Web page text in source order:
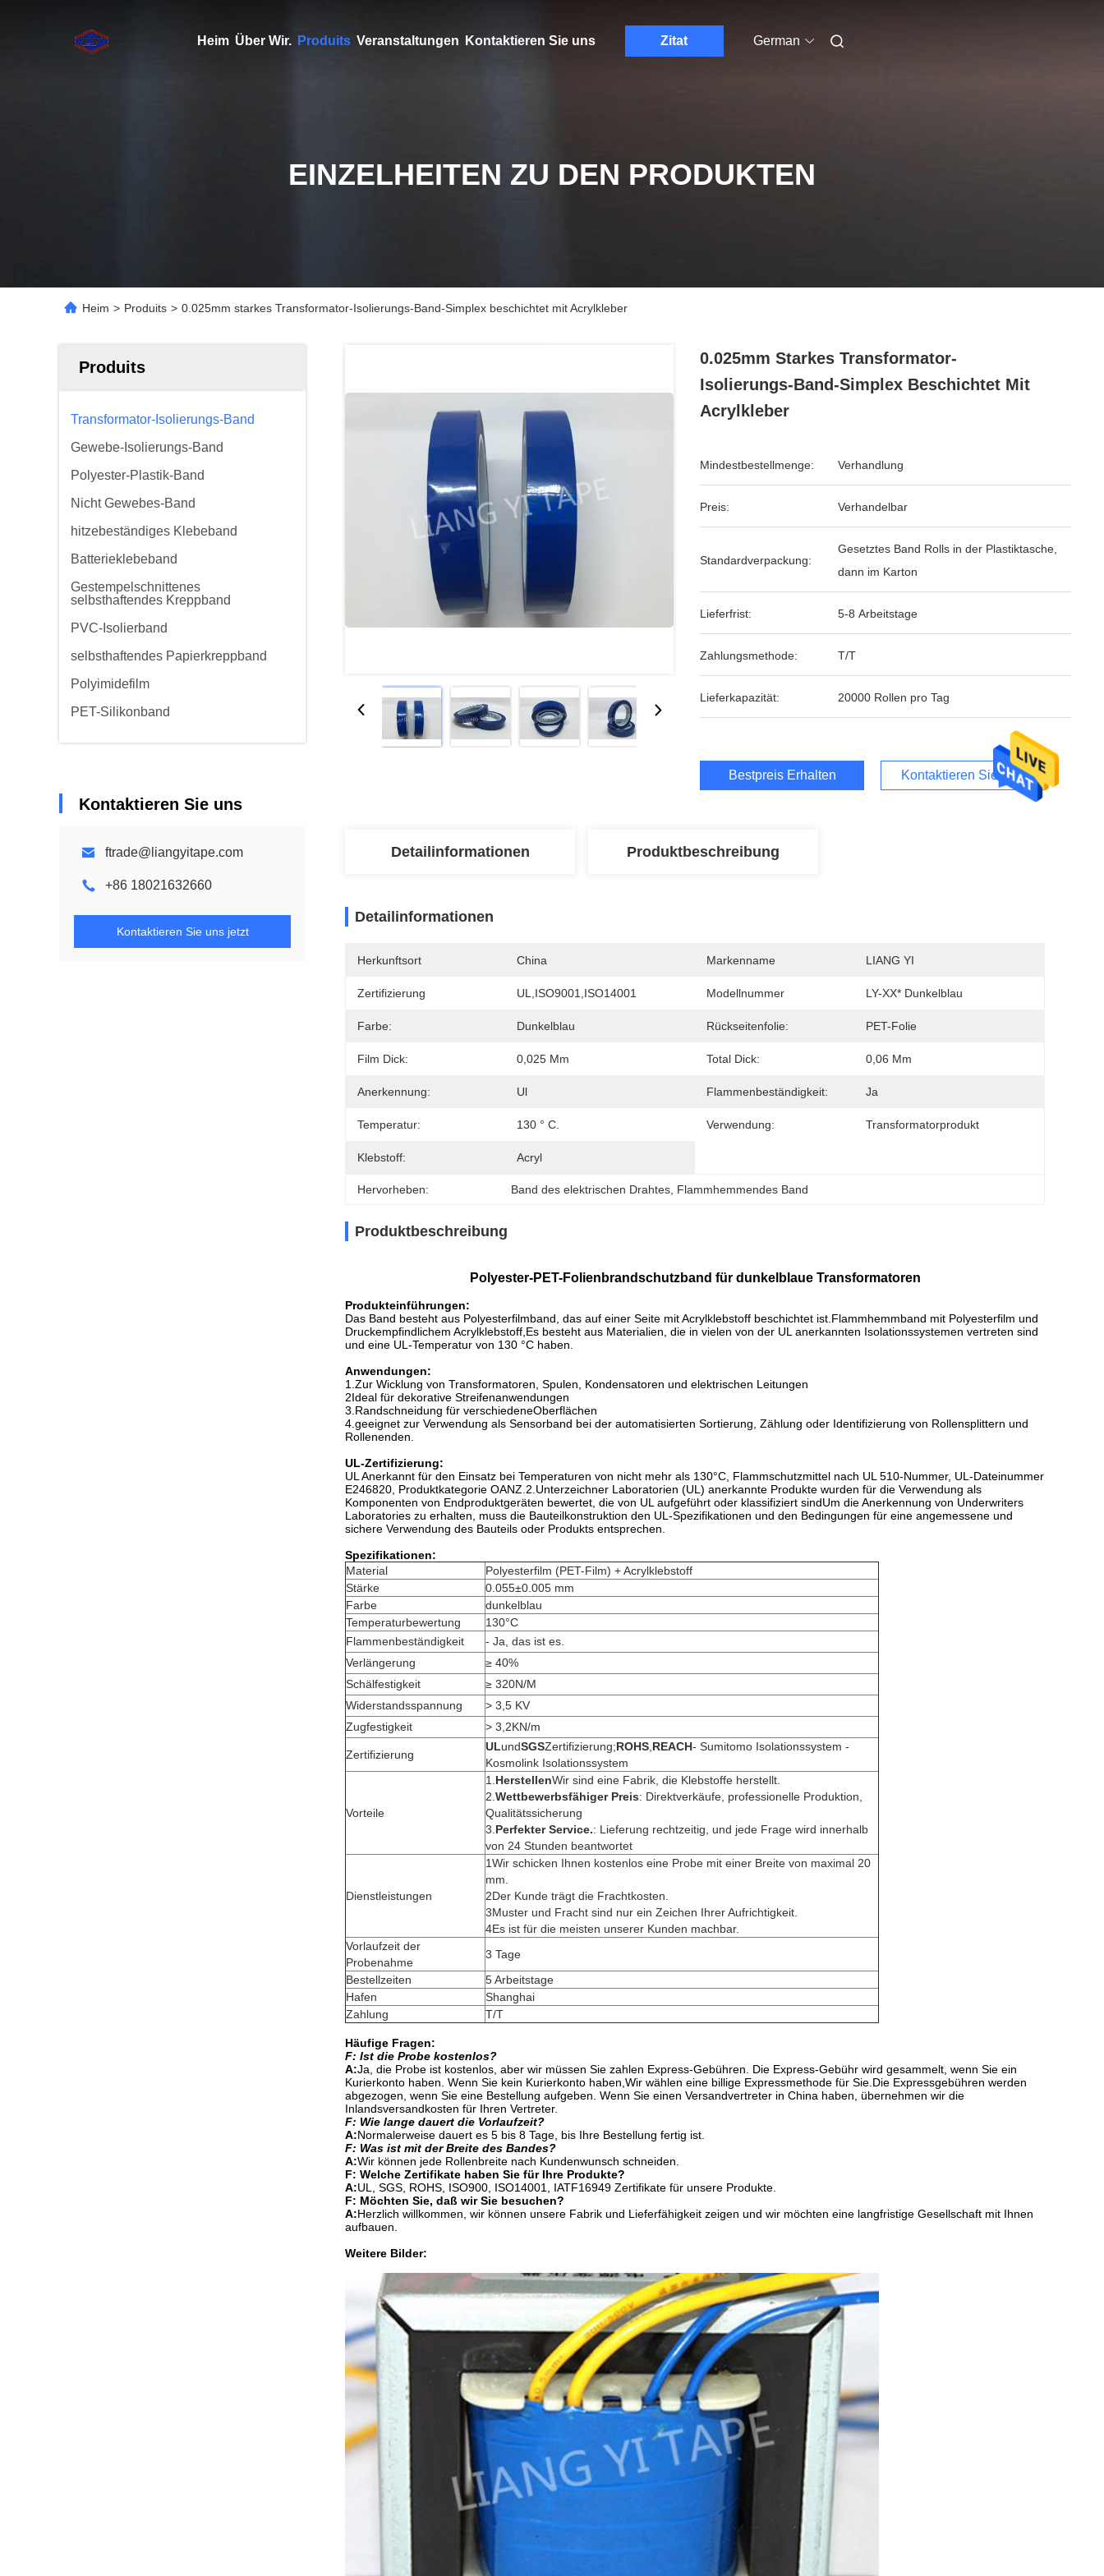
Heim Über Wir. Produits Veranstaltungen Kontaktieren Sie uns Zitat German
EINZELHEITEN ZU DEN PRODUKTEN
Heim > Produits > 0.025mm starkes Transformator-Isolierungs-Band-Simplex beschichtet mit Acrylkleber
Produits
Transformator-Isolierungs-Band
Gewebe-Isolierungs-Band
Polyester-Plastik-Band
Nicht Gewebes-Band
hitzebeständiges Klebeband
Batterieklebeband
Gestempelschnittenes
selbsthaftendes Kreppband
PVC-Isolierband
selbsthaftendes Papierkreppband
Polyimidefilm
PET-Silikonband
Kontaktieren Sie uns
ftrade@liangyitape.com
+86 18021632660
Kontaktieren Sie uns jetzt
0.025mm Starkes Transformator-
Isolierungs-Band-Simplex Beschichtet Mit
Acrylkleber
Mindestbestellmenge: Verhandlung
Preis: Verhandelbar
Standardverpackung:
Gesetztes Band Rolls in der Plastiktasche,
dann im Karton
Lieferfrist: 5-8 Arbeitstage
Zahlungsmethode: T/T
Lieferkapazität: 20000 Rollen pro Tag
Bestpreis Erhalten Kontaktieren Sie Uns
Detailinformationen Produktbeschreibung
Detailinformationen
Herkunftsort China Markenname LIANG YI
Zertifizierung UL,ISO9001,ISO14001 Modellnummer LY-XX* Dunkelblau
Farbe: Dunkelblau Rückseitenfolie: PET-Folie
Film Dick: 0,025 Mm Total Dick: 0,06 Mm
Anerkennung: Ul Flammenbeständigkeit: Ja
Temperatur: 130 ° C. Verwendung: Transformatorprodukt
Klebstoff: Acryl
Hervorheben: Band des elektrischen Drahtes Flammhemmendes Band
Produktbeschreibung
Polyester-PET-Folienbrandschutzband für dunkelblaue Transformatoren
Produkteinführungen:
Das Band besteht aus Polyesterfilmband, das auf einer Seite mit Acrylklebstoff beschichtet ist.Flammhemmband mit Polyesterfilm und
Druckempfindlichem Acrylklebstoff,Es besteht aus Materialien, die in vielen von der UL anerkannten Isolationssystemen vertreten sind
und eine UL-Temperatur von 130 °C haben.
Anwendungen:
1.Zur Wicklung von Transformatoren, Spulen, Kondensatoren und elektrischen Leitungen
2Ideal für dekorative Streifenanwendungen
3.Randschneidung für verschiedeneOberflächen
4. geeignet zur Verwendung als Sensorband bei der automatisierten Sortierung, Zählung oder Identifizierung von Rollensplittern und
Rollenenden.
UL-Zertifizierung:
UL Anerkannt für den Einsatz bei Temperaturen von nicht mehr als 130°C, Flammschutzmittel nach UL 510-Nummer, UL-Dateinummer
E246820, Produktkategorie OANZ.2.Unterzeichner Laboratorien (UL) anerkannte Produkte wurden für die Verwendung als
Komponenten von Endproduktgeräten bewertet, die von UL aufgeführt oder klassifiziert sindUm die Anerkennung von Underwriters
Laboratories zu erhalten, muss die Bauteilkonstruktion den UL-Spezifikationen und den Bedingungen für eine angemessene und
sichere Verwendung des Bauteils oder Produkts entsprechen.
Spezifikationen:
Material
Polyesterfilm (PET-Film) + Acrylklebstoff
Stärke
0.055±0.005 mm
Farbe
dunkelblau
Temperaturbewertung
130°C
Flammenbeständigkeit
- Ja, das ist es.
Verlängerung
≥ 40%
Schälfestigkeit
≥ 320N/M
Widerstandsspannung
> 3,5 KV
Zugfestigkeit
> 3,2KN/m
Zertifizierung
ULundSGSZertifizierung;ROHS REACH- Sumitomo Isolationssystem -
Kosmolink Isolationssystem
Vorteile
1. HerstellenWir sind eine Fabrik, die Klebstoffe herstellt.
2. Wettbewerbsfähiger Preis: Direktverkäufe, professionelle Produktion,
Qualitätssicherung
3. Perfekter Service.: Lieferung rechtzeitig, und jede Frage wird innerhalb
von 24 Stunden beantwortet
Dienstleistungen
1Wir schicken Ihnen kostenlos eine Probe mit einer Breite von maximal 20
mm.
2Der Kunde trägt die Frachtkosten.
3Muster und Fracht sind nur ein Zeichen Ihrer Aufrichtigkeit.
4Es ist für die meisten unserer Kunden machbar.
Vorlaufzeit der
Probenahme
3 Tage
Bestellzeiten
5 Arbeitstage
Hafen
Shanghai
Zahlung
T/T
Häufige Fragen:
F: Ist die Probe kostenlos?
A:Ja, die Probe ist kostenlos, aber wir müssen Sie zahlen Express-Gebühren. Die Express-Gebühr wird gesammelt, wenn Sie ein
Kurierkonto haben. Wenn Sie kein Kurierkonto haben,Wir wählen eine billige Expressmethode für Sie.Die Expressgebühren werden
abgezogen, wenn Sie eine Bestellung aufgeben. Wenn Sie einen Versandvertreter in China haben, übernehmen wir die
Inlandsversandkosten für Ihren Vertreter.
F: Wie lange dauert die Vorlaufzeit?
A:Normalerweise dauert es 5 bis 8 Tage, bis Ihre Bestellung fertig ist.
F: Was ist mit der Breite des Bandes?
A:Wir können jede Rollenbreite nach Kundenwunsch schneiden.
F: Welche Zertifikate haben Sie für Ihre Produkte?
A:UL, SGS, ROHS, ISO900, ISO14001, IATF16949 Zertifikate für unsere Produkte.
F: Möchten Sie, daß wir Sie besuchen?
A:Herzlich willkommen, wir können unsere Fabrik und Lieferfähigkeit zeigen und wir möchten eine langfristige Gesellschaft mit Ihnen
aufbauen.
Weitere Bilder: